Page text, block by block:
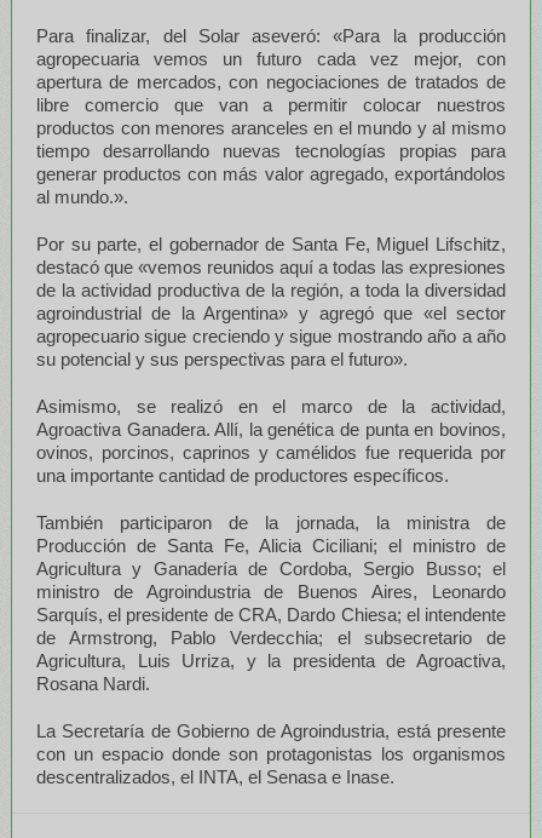
Para finalizar, del Solar aseveró: «Para la producción
agropecuaria vemos un futuro cada vez mejor, con
apertura de mercados, con negociaciones de tratados de
libre comercio que van a permitir colocar nuestros
productos con menores aranceles en el mundo y al mismo
tiempo desarrollando nuevas tecnologías propias para
generar productos con más valor agregado, exportándolos
al mundo.».
Por su parte, el gobernador de Santa Fe, Miguel Lifschitz,
destacó que «vemos reunidos aquí a todas las expresiones
de la actividad productiva de la región, a toda la diversidad
agroindustrial de la Argentina» y agregó que «el sector
agropecuario sigue creciendo y sigue mostrando año a año
su potencial y sus perspectivas para el futuro».
Asimismo, se realizó en el marco de la actividad,
Agroactiva Ganadera. Allí, la genética de punta en bovinos,
ovinos, porcinos, caprinos y camélidos fue requerida por
una importante cantidad de productores específicos.
También participaron de la jornada, la ministra de
Producción de Santa Fe, Alicia Ciciliani; el ministro de
Agricultura y Ganadería de Cordoba, Sergio Busso; el
ministro de Agroindustria de Buenos Aires, Leonardo
Sarquís, el presidente de CRA, Dardo Chiesa; el intendente
de Armstrong, Pablo Verdecchia; el subsecretario de
Agricultura, Luis Urriza, y la presidenta de Agroactiva,
Rosana Nardi.
La Secretaría de Gobierno de Agroindustria, está presente
con un espacio donde son protagonistas los organismos
descentralizados, el INTA, el Senasa e Inase.